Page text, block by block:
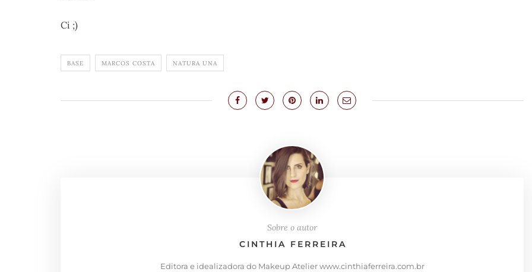
Ci ;)
BASE MARCOS COSTA NATURA UNA
Sobre o autor
CINTHIA FERREIRA
Editora e idealizadora do Makeup Atelier www.cinthiaferreira.com.br